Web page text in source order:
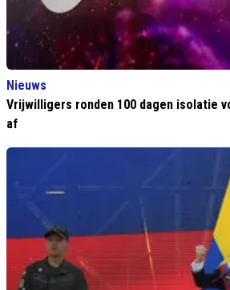
Nieuws
Vrijwilligers ronden 100 dagen isolatie
af